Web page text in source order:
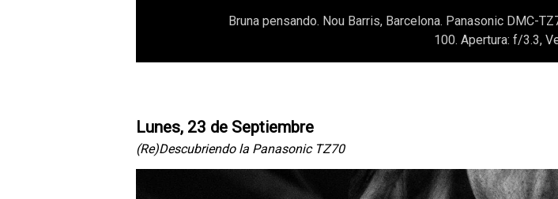
Bruna pensando. Nou Barris, Barcelona. Panasonic DMC-
100. Apertura: f/3.3,
Lunes, 23 de Septiembre
(Re)Descubriendo la Panasonic TZ70